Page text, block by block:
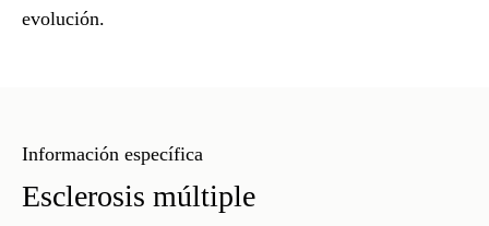
evolución.
Información específica
Esclerosis múltiple